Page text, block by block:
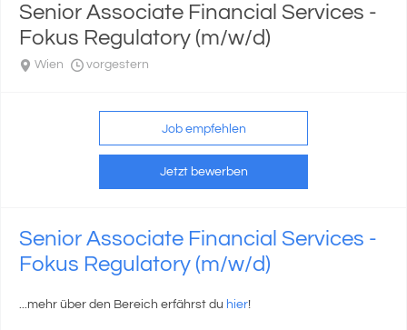
Senior Associate Financial Services -
Fokus Regulatory (m/w/d)
Wien vorgestern
Job empfehlen
Jetzt bewerben
Senior Associate Financial Services -
Fokus Regulatory (m/w/d)
...mehr über den Bereich erfährst du hier!